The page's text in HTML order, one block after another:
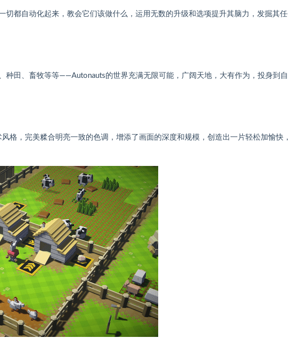
切都自动化起来，教会它们该做什么，运用无数的升级和选项提升其脑力，发掘其
种田、畜牧等等——Autonauts的世界充满无限可能，广阔天地，大有作为，投身到
格，完美糅合明亮一致的色调，增添了画面的深度和规模，创造出一片轻松加愉快